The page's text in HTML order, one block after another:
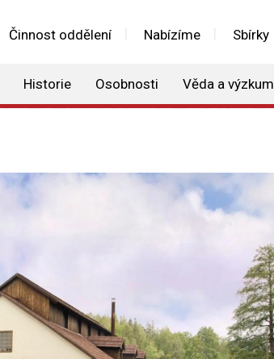
Činnost oddělení Nabízíme Sbírky
Historie Osobnosti Věda a výzkum